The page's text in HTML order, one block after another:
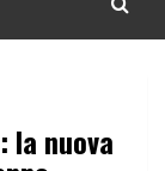
la nuova